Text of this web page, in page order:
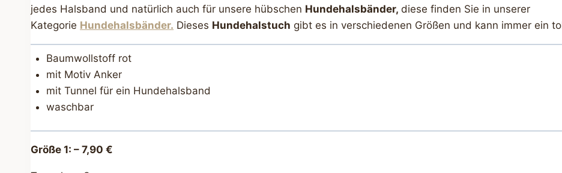
jedes Halsband und natürlich auch für unsere hübschen Hundehalsbänder,diese finden Sie in unserer
Kategorie Hundehalsbänder. Dieses Hundehalstuch gibt es in verschiedenen Größen und kann immer ein
Baumwollstoff rot
mit Motiv Anker
mit Tunnel für ein Hundehalsband
waschbar
Größe 1: –7,90 €